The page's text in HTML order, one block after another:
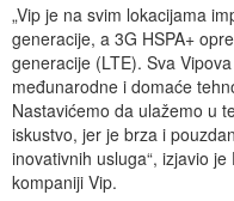
„Vip je na svim lokacijama
generacije, a 3G HSPA+
generacije (LTE). Sva
međunarodne i domaće
Nastavićemo da ulažemo u
iskustvo, jer je brza i
inovativnih usluga“, izjavio
kompaniji Vip.